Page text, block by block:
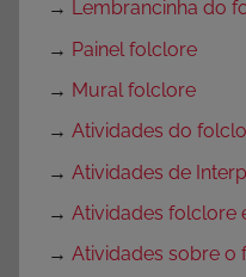
→ Lembrancinha do
→ Painel folclore
→ Mural folclore
→ Atividades do
→ Atividades de
→ Atividades folclore
→ Atividades sobre o